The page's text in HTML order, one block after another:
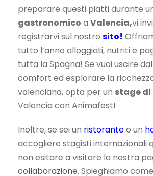
preparare questi piatti durante
gastronomico a Valencia,vi
registrarvi sul nostro sito!
tutto l’anno alloggiati, nutriti e
tutta la Spagna! Se vuoi uscire
comfort ed esplorare la
valenciana, opta per un stage
Valencia con Animafest!
Inoltre, se sei un ristoranteo un
accogliere stagisti internazionali
non esitare a visitare la nostra
collaborazione. Spieghiamo